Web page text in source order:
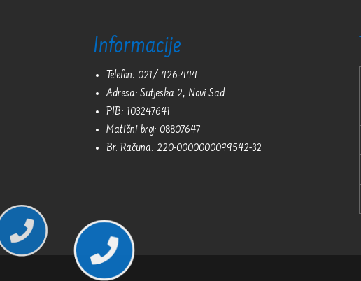
Informacije
Telefon: 021/ 426-444
Adresa: Sutjeska 2, Novi Sad
PIB: 103247641
Matični broj: 08807647
Br. Računa: 220-0000000099542-32

